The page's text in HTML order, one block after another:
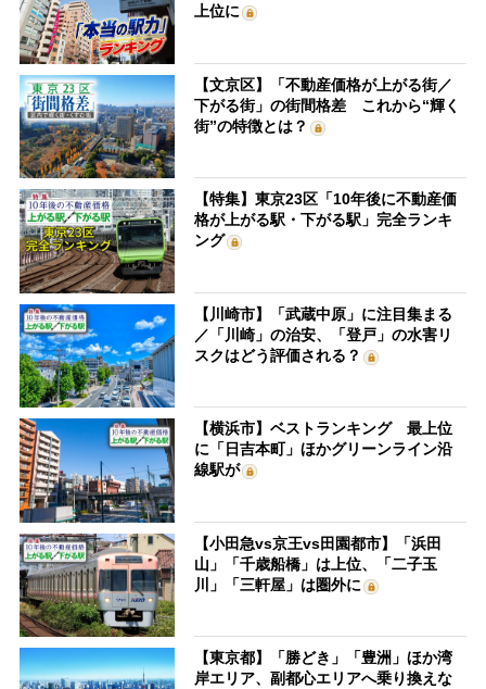
上位に
【文京区】「不動産価格が上がる街／
下がる街」の街間格差 これから“輝く
街”の特徴とは？
【特集】東京23区「10年後に不動産価
格が上がる駅・下がる駅」完全ランキ
ング
【川崎市】「武蔵中原」に注目集まる
／「川崎」の治安、「登戸」の水害リ
スクはどう評価される？
【横浜市】ベストランキング 最上位
に「日吉本町」ほかグリーンライン沿
線駅が
【小田急vs京王vs田園都市】「浜田
山」「千歳船橋」は上位、「二子玉
川」「三軒屋」は圏外に
【東京都】「勝どき」「豊洲」ほか湾
岸エリア、副都心エリアへ乗り換えな